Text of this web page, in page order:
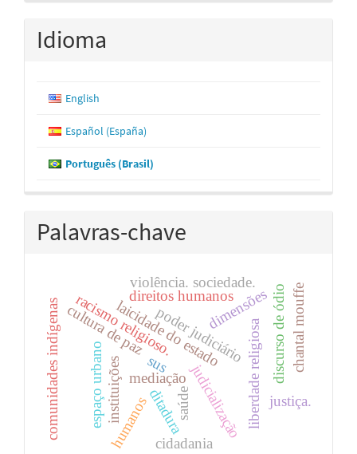
Idioma
English
Español (España)
Português (Brasil)
Palavras-chave
racismo religioso.
cultura de paz
instituições ditadura
poder judiciário
dimensõesdiscurso de ódio
mediação
laicidade do estado liberdade religiosa
espaço urbano judicialização
saúde
chantal mouffe
sus
violência. sociedade.
humanos
comunidades indígenas justiça.
cidadania
direitos humanos